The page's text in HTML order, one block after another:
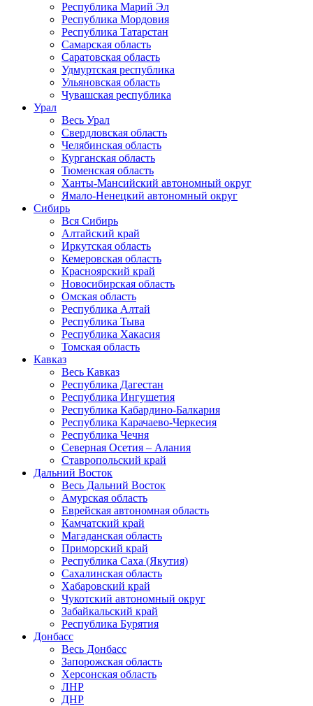
Республика Марий Эл
Республика Мордовия
Республика Татарстан
Самарская область
Саратовская область
Удмуртская республика
Ульяновская область
Чувашская республика
Урал
Весь Урал
Свердловская область
Челябинская область
Курганская область
Тюменская область
Ханты-Мансийский автономный округ
Ямало-Ненецкий автономный округ
Сибирь
Вся Сибирь
Алтайский край
Иркутская область
Кемеровская область
Красноярский край
Новосибирская область
Омская область
Республика Алтай
Республика Тыва
Республика Хакасия
Томская область
Кавказ
Весь Кавказ
Республика Дагестан
Республика Ингушетия
Республика Кабардино-Балкария
Республика Карачаево-Черкесия
Республика Чечня
Северная Осетия – Алания
Ставропольский край
Дальний Восток
Весь Дальний Восток
Амурская область
Еврейская автономная область
Камчатский край
Магаданская область
Приморский край
Республика Саха (Якутия)
Сахалинская область
Хабаровский край
Чукотский автономный округ
Забайкальский край
Республика Бурятия
Донбасс
Весь Донбасс
Запорожская область
Херсонская область
ЛНР
ДНР